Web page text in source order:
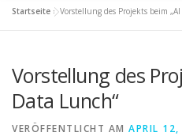
PROJEKTERGEBNISSE
Startseite »Vorstellung des Projekts beim
Vorstellung des
Data Lunch“
VERÖFFENTLICHT AM APRIL